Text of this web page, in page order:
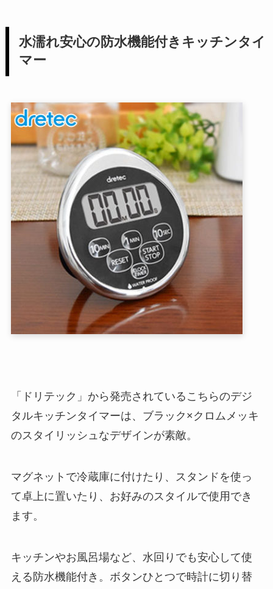
水濡れ安心の防水機能付きキッチンタイ
マー
「ドリテック」から発売されているこちらのデジ
タルキッチンタイマーは、ブラック×クロムメッキ
のスタイリッシュなデザインが素敵。
マグネットで冷蔵庫に付けたり、スタンドを使っ
て卓上に置いたり、お好みのスタイルで使用でき
ます。
キッチンやお風呂場など、水回りでも安心して使
える防水機能付き。ボタンひとつで時計に切り替